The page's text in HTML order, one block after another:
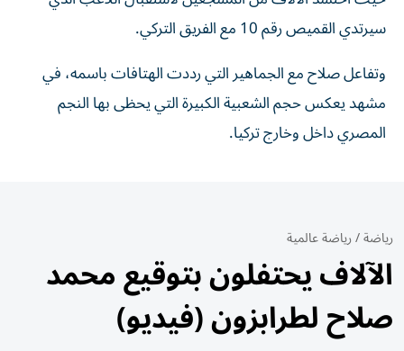
سيرتدي القميص رقم 10 مع الفريق التركي.
وتفاعل صلاح مع الجماهير التي رددت الهتافات باسمه، في
مشهد يعكس حجم الشعبية الكبيرة التي يحظى بها النجم
المصري داخل وخارج تركيا.
رياضة/رياضة عالمية
الآلاف يحتفلون بتوقيع محمد
صلاح لطرابزون (فيديو)